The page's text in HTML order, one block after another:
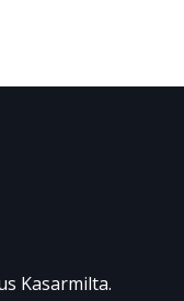
Kasarmilta.